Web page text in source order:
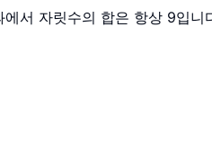
서 자릿수의 합은 항상 9입니